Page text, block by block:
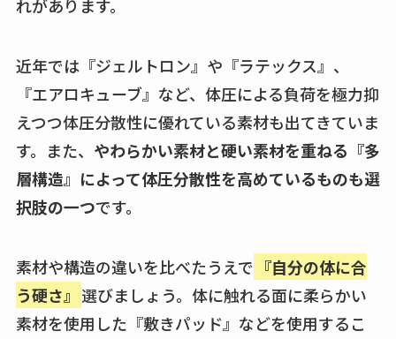
れがあります。
近年では『ジェルトロン』や『ラテックス』、
『エアロキューブ』など、体圧による負荷を極力抑
えつつ体圧分散性に優れている素材も出てきていま
す。また、 やわらかい素材と硬い素材を重ねる『多
層構造』によって体圧分散性を高めているものも選
択肢の一つです。
素材や構造の違いを比べたうえで 『自分の体に合
う硬さ』 選びましょう。体に触れる面に柔らかい
素材を使用した『敷きパッド』などを使用するこ